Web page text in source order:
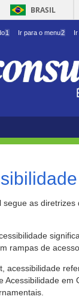
BRASIL
1 Ir para o menu2
segue as
rampas de
acessibilidade
Acessibilidade